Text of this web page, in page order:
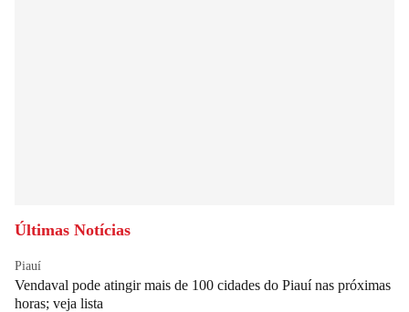
Últimas Notícias
Piauí
Vendaval pode atingir mais de 100 cidades do Piauí nas próximas
horas; veja lista